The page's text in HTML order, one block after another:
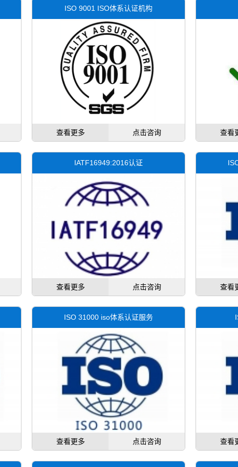
ISO 9001 ISO体系认证机构
查看更多 点击咨询 查看
IATF16949:2016认证
查看更多 点击咨询 查看
ISO 31000 iso体系认证服务
查看更多 点击咨询 查看